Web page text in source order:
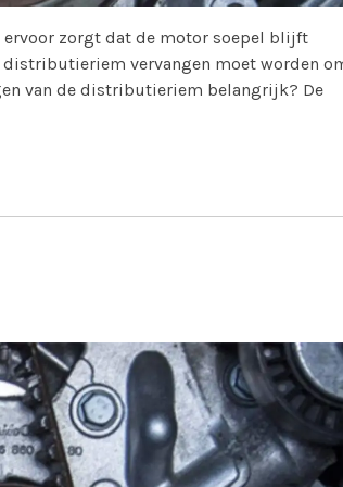
zorgt dat de motor soepel blijft
distributieriem vervangen moet worden
van de distributieriem belangrijk? De